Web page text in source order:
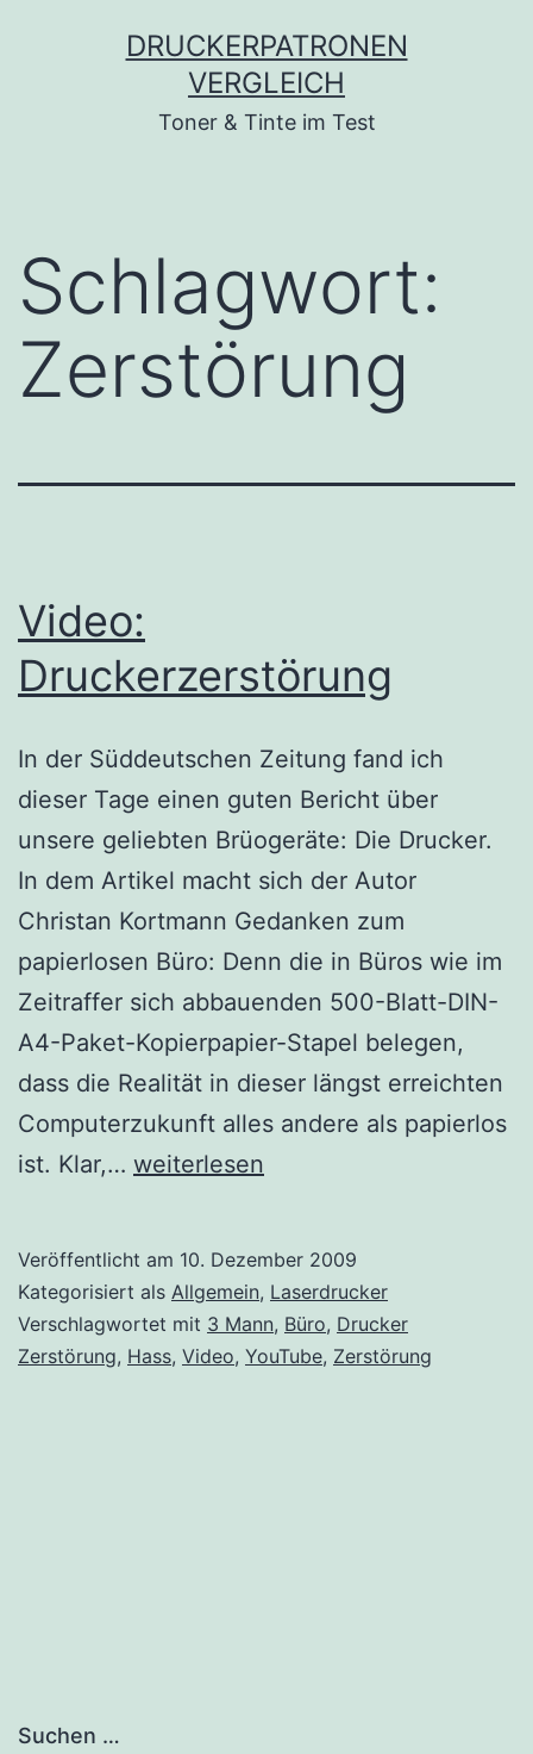
DRUCKERPATRONEN
VERGLEICH
Toner & Tinte im Test
Schlagwort:
Zerstörung
Video:
Druckerzerstörung
In der Süddeutschen Zeitung fand ich
dieser Tage einen guten Bericht über
unsere geliebten Brüogeräte: Die Drucker.
In dem Artikel macht sich der Autor
Christan Kortmann Gedanken zum
papierlosen Büro: Denn die in Büros wie im
Zeitraffer sich abbauenden 500-Blatt-DIN-
A4-Paket-Kopierpapier-Stapel belegen,
dass die Realität in dieser längst erreichten
Computerzukunft alles andere als papierlos
ist. Klar,… Video:
weiterlesen
Veröffentlicht am 10. Dezember 2009
Kategorisiert als Allgemein, Laserdrucker
Verschlagwortet mit 3 Mann, Büro, Drucker
Zerstörung, Hass, Video, YouTube, Zerstörung
Suchen …